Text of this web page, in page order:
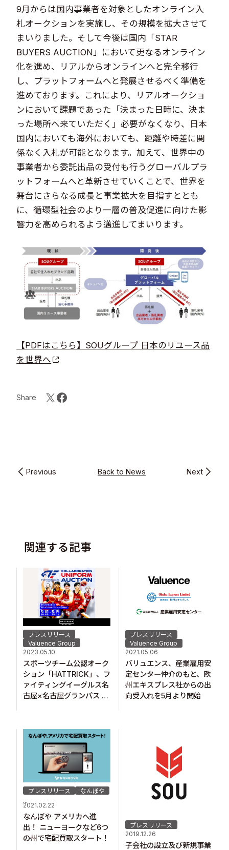
9月からは国内事業者を対象としたオンライン入
札オークションを実施し、その規模を拡大させて
まいりました。そして今後は国内「STAR
BUYERS AUCTION」において更なるオンライン
化を進め、リアルからオンラインへと完全移行
し、プラットフォームへと発展させるべく準備を
進めております。これにより、リアルオークショ
ンにおいて課題であった「決まった日時に、決ま
った場所へ来ていただく」必要がなくなり、日本
国内においても海外においても、距離や時差に関
係なく入札が可能となります。加えて、世界中の
事業者から委託出品の受付も行うグローバルプラ
ットフォームへと革新させていくことで、世界を
舞台にさらなる成長と事業拡大を目指すととも
に、循環型社会のより一層の普及促進に向けた影
響力を高められるよう邁進してまいります。
【PDFはこちら】SOUグループ 日本のリユース品
を世界へ
Share
Previous Back to News Next
関連する記事
プレスリリース
Valuence Group
2023.05.10
スポーツチーム公認オーク
ション「HATTRICK」、フ
ァイティングイーグルス名
古屋×名古屋グランパス コ
プレスリリース
Valuence Group
2021.05.06
バリュエンス、産業雇用安
定センター仲介のもと、欧
州エキスプレス社からの出
向受入れを5月より開始
プレスリリース
なんぼや
...
2021.02.22
なんぼや アメリカへ進
出！ ニューヨークなど6つ
の州で宅配買取スタート！
プレスリリース
2019.12.26
子会社の設立及び新規事業